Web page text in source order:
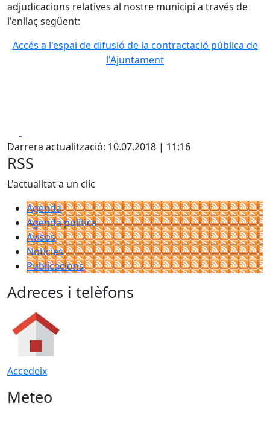
adjudicacions relatives al nostre municipi a través de
l'enllaç següent:
Accés a l'espai de difusió de la contractació pública de
l'Ajuntament
Darrera actualització: 10.07.2018 | 11:16
RSS
L'actualitat a un clic
Agenda
Agenda política
Avisos
Notícies
Publicacions
Adreces i telèfons
Accedeix
Meteo